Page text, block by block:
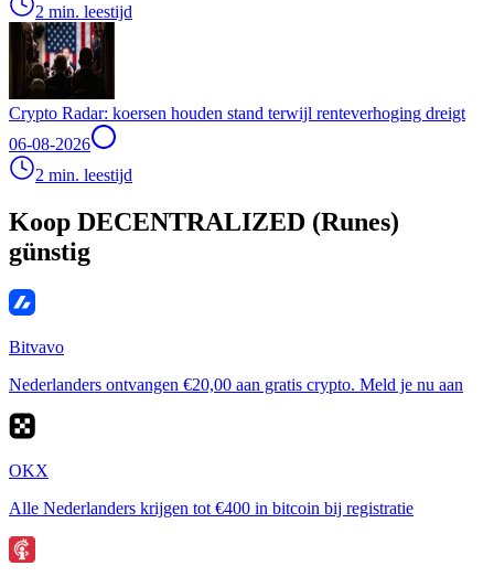
2 min. leestijd
Crypto Radar: koersen houden stand terwijl renteverhoging dreigt
06-08-2026
2 min. leestijd
Koop DECENTRALIZED (Runes)
günstig
Bitvavo
Nederlanders ontvangen €20,00 aan gratis crypto. Meld je nu aan
OKX
Alle Nederlanders krijgen tot €400 in bitcoin bij registratie